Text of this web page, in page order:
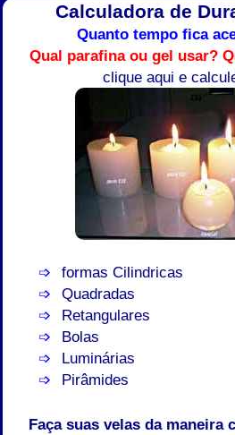
Calculadora de
Quanto tempo fica
Qual parafina ou gel usar?
clique aqui e
formas Cilindricas
Quadradas
Retangulares
Bolas
Luminárias
Pirâmides
Faça suas velas da maneira